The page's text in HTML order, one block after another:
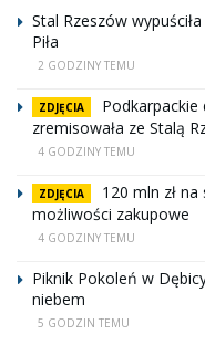
Stal Rzeszów
Piła
2 GODZINY TEMU
ZDJĘCIA
Podkarpackie
zremisowała ze Stalą
4 GODZINY TEMU
ZDJĘCIA
120 mln zł
możliwości zakupowe
4 GODZINY TEMU
Piknik Pokoleń w
niebem
5 GODZIN TEMU